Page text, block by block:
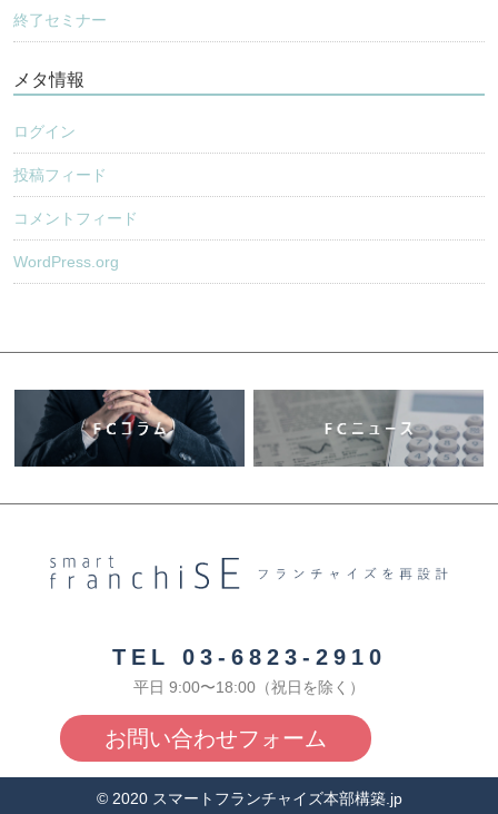
終了セミナー
メタ情報
ログイン
投稿フィード
コメントフィード
WordPress.org
TEL 03-6823-2910
平日 9:00〜18:00（祝日を除く）
お問い合わせフォーム
© 2020 スマートフランチャイズ本部構築.jp